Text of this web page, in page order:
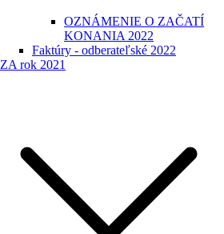
OZNÁMENIE O ZAČATÍ
KONANIA 2022
Faktúry - odberateľské 2022
ZA rok 2021